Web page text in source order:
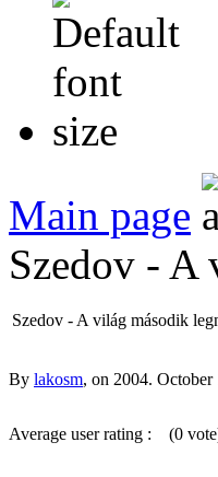
Main page
Szedov - A
Szedov - A világ második
By lakosm, on 2004.
Average user rating : (0